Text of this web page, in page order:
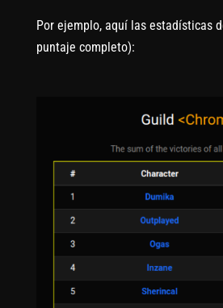
Por ejemplo, aquí las estadísticas
puntaje completo):